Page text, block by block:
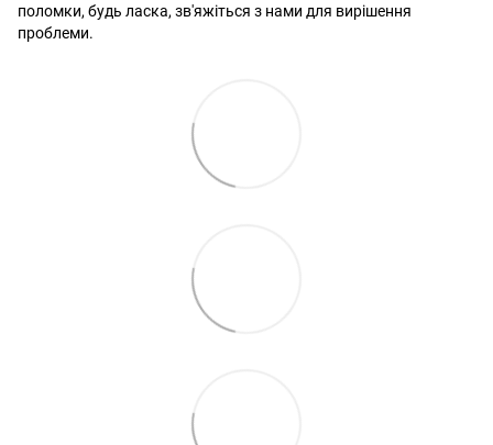
поломки, будь ласка, зв'яжіться з нами для вирішення
проблеми.